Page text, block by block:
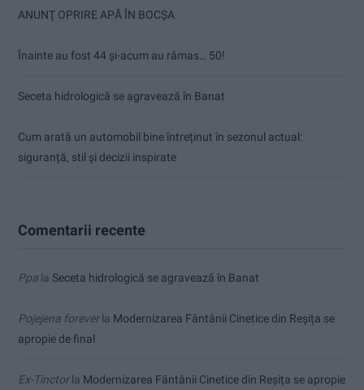
ANUNŢ OPRIRE APĂ ÎN BOCȘA
Înainte au fost 44 și-acum au rămas… 50!
Seceta hidrologică se agravează în Banat
Cum arată un automobil bine întreținut în sezonul actual:
siguranță, stil și decizii inspirate
Comentarii recente
Ppa la Seceta hidrologică se agravează în Banat
Pojejena foreverla Modernizarea Fântânii Cinetice din Reșița se
apropie de final
Ex-Tinctorla Modernizarea Fântânii Cinetice din Reșița se apropie